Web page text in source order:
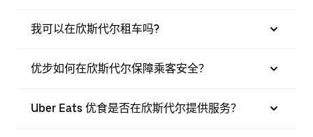
我可以在欣斯代尔租车吗?
优步如何在欣斯代尔保障乘客安全？
Uber Eats 优食是否在欣斯代尔提供服务？